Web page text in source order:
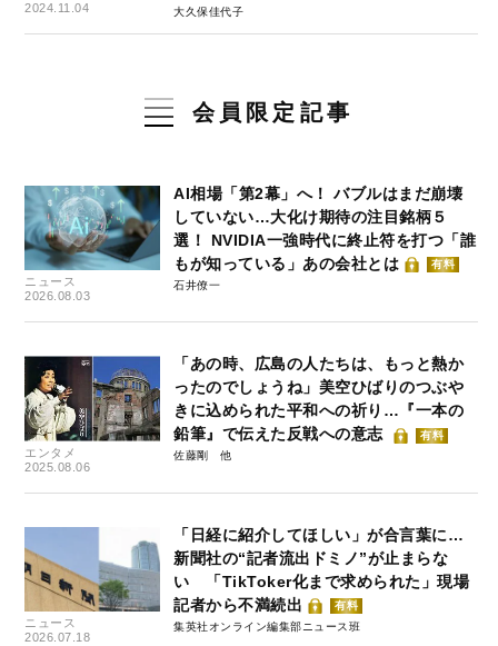
2024.11.04 大久保佳代子
会員限定記事
ニュース
2026.08.03
AI相場「第2幕」へ！ バブルはまだ崩壊
していない…大化け期待の注目銘柄５
選！ NVIDIA一強時代に終止符を打つ「誰
もが知っている」あの会社とは
有料
石井僚一
エンタメ
2025.08.06
「あの時、広島の人たちは、もっと熱か
ったのでしょうね」美空ひばりのつぶや
きに込められた平和への祈り…『一本の
鉛筆』で伝えた反戦への意志
有料
佐藤剛
ニュース
2026.07.18
「日経に紹介してほしい」が合言葉に…
新聞社の“記者流出ドミノ”が止まらな
い 「TikToker化まで求められた」現場
記者から不満続出
有料
集英社オンライン編集部ニュース班